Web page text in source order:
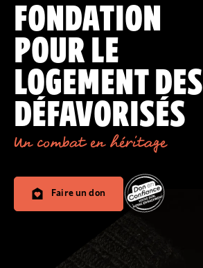
FONDATION
POUR LE
LOGEMENT DES
DÉFAVORISÉS
Un combat en héritage
Faire un don